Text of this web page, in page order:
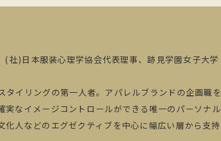
社)日本服装心理学協会代表理事、跡見学園女子大学
タイリングの第一人者。アパレルブランドの企画職を
実なイメージコントロールができる唯一のパーソナル
化人などのエグゼクティブを中心に幅広い層から支持